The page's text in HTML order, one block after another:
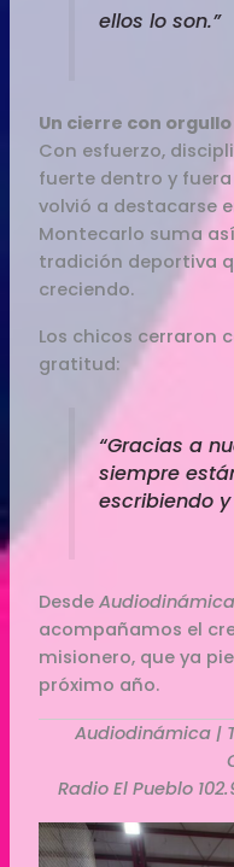
ellos lo son.”
Un cierre con
Con esfuerzo,
fuerte dentro y
volvió a destacarse
Montecarlo suma
tradición deportiva
creciendo.
Los chicos cerraron
gratitud:
“Gracias a
siempre
escribiendo
Desde
acompañamos el
misionero, que ya
próximo año.
Audiodinámica |
Radio El Pueblo